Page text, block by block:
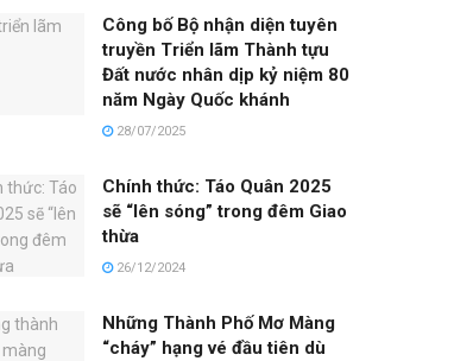
Công bố Bộ nhận diện tuyên
truyền Triển lãm Thành tựu
Đất nước nhân dịp kỷ niệm 80
năm Ngày Quốc khánh
28/07/2025
Chính thức: Táo Quân 2025
sẽ “lên sóng” trong đêm Giao
thừa
26/12/2024
Những Thành Phố Mơ Màng
“cháy” hạng vé đầu tiên dù